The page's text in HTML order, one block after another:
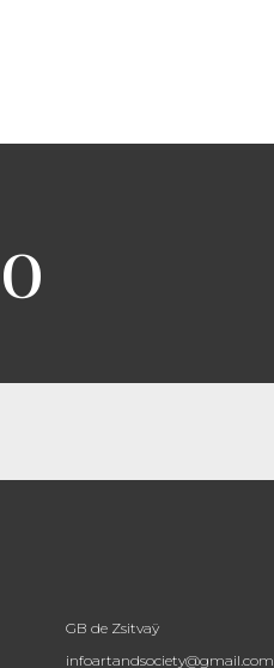
GB de Zsitvaÿ
infoartandsociety@gmail.com